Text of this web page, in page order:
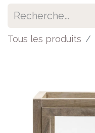
Tous les produits